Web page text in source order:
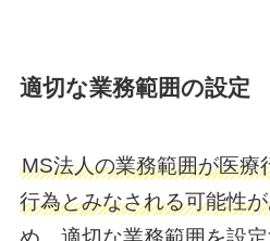
適切な業務範囲の設定
MS法人の業務範囲が医療
行為とみなされる可能性